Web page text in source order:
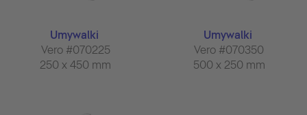
Umywalki
Vero #070225
250 x 450 mm
Umywalki
Vero #070350
500 x 250 mm